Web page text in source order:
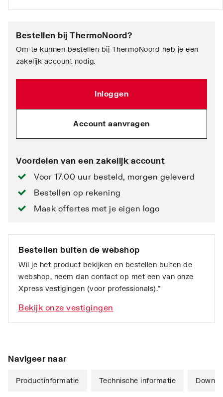
Bestellen bij ThermoNoord?
Om te kunnen bestellen bij ThermoNoord heb je een
zakelijk account nodig.
Inloggen
Account aanvragen
Voordelen van een zakelijk account
Voor 17.00 uur besteld, morgen geleverd
Bestellen op rekening
Maak offertes met je eigen logo
Bestellen buiten de webshop
Wil je het product bekijken en bestellen buiten de
webshop, neem dan contact op met een van onze
Xpress vestigingen (voor professionals).”
Bekijk onze vestigingen
Navigeer naar
Productinformatie Technische informatie